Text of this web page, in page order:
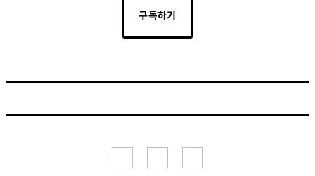
구독하기